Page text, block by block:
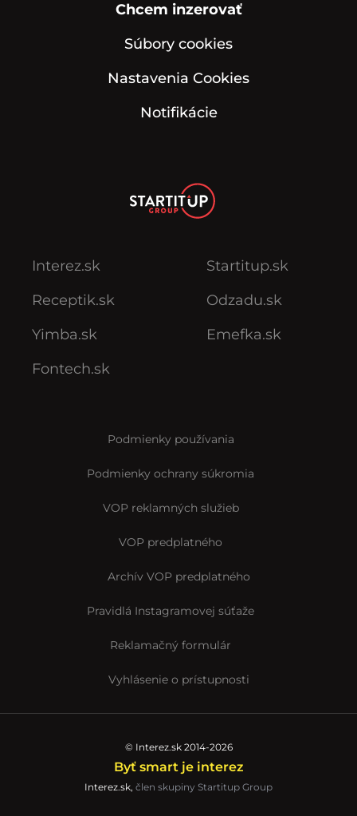
Chcem inzerovať
Súbory cookies
Nastavenia Cookies
Notifikácie
Interez.sk
Receptik.sk
Yimba.sk
Fontech.sk
Startitup.sk
Odzadu.sk
Emefka.sk
Podmienky používania
Podmienky ochrany súkromia
VOP reklamných služieb
VOP predplatného
Archív VOP predplatného
Pravidlá Instagramovej súťaže
Reklamačný formulár
Vyhlásenie o prístupnosti
© Interez.sk 2014-2026
Byť smart je interez
Interez.sk, člen skupiny Startitup Group